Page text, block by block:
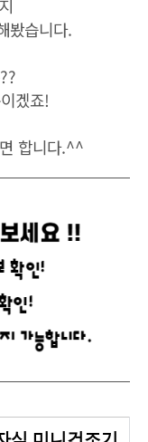
봤습니다.
??
겠죠!
합니다.^^